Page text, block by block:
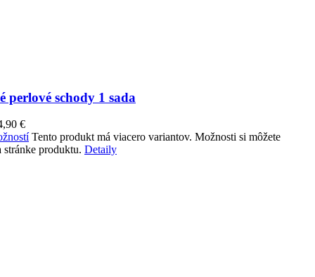
perlové schody 1 sada
€
Tento produkt má viacero variantov. Možnosti si môžete
produktu. Detaily